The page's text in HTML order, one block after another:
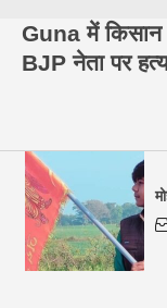
Guna में किसान
BJP नेता पर